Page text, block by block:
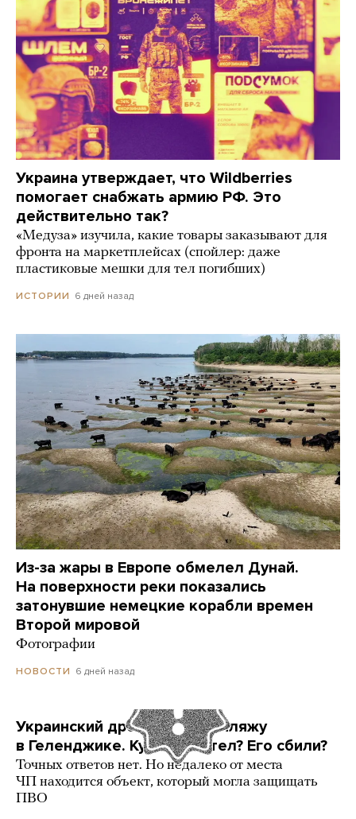
Украина утверждает, что Wildberries
помогает снабжать армию РФ. Это
действительно так?
«Медуза» изучила, какие товары заказывают для
фронта на маркетплейсах (спойлер: даже
пластиковые мешки для тел погибших)
ИСТОРИИ 6 дней назад
Из-за жары в Европе обмелел Дунай.
На поверхности реки показались
затонувшие немецкие корабли времен
Второй мировой
Фотографии
НОВОСТИ 6 дней назад
Украинский дрон попал по пляжу
в Геленджике. Куда он летел? Его сбили?
Точных ответов нет. Но недалеко от места
ЧП находится объект, который могла защищать
ПВО